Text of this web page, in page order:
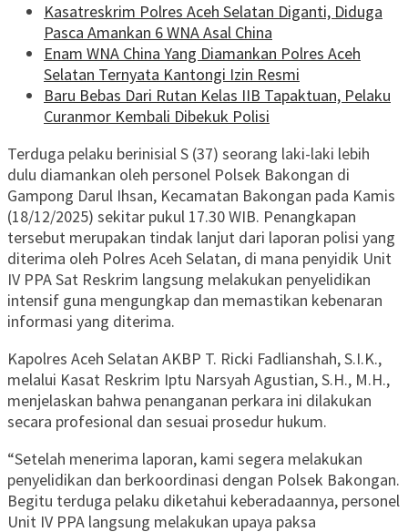
Kasatreskrim Polres Aceh Selatan Diganti, Diduga
Pasca Amankan 6 WNA Asal China
Enam WNA China Yang Diamankan Polres Aceh
Selatan Ternyata Kantongi Izin Resmi
Baru Bebas Dari Rutan Kelas IIB Tapaktuan, Pelaku
Curanmor Kembali Dibekuk Polisi
Terduga pelaku berinisial S (37) seorang laki-laki lebih
dulu diamankan oleh personel Polsek Bakongan di
Gampong Darul Ihsan, Kecamatan Bakongan pada Kamis
(18/12/2025) sekitar pukul 17.30 WIB. Penangkapan
tersebut merupakan tindak lanjut dari laporan polisi yang
diterima oleh Polres Aceh Selatan, di mana penyidik Unit
IV PPA Sat Reskrim langsung melakukan penyelidikan
intensif guna mengungkap dan memastikan kebenaran
informasi yang diterima.
Kapolres Aceh Selatan AKBP T. Ricki Fadlianshah, S.I.K.,
melalui Kasat Reskrim Iptu Narsyah Agustian, S.H., M.H.,
menjelaskan bahwa penanganan perkara ini dilakukan
secara profesional dan sesuai prosedur hukum.
“Setelah menerima laporan, kami segera melakukan
penyelidikan dan berkoordinasi dengan Polsek Bakongan.
Begitu terduga pelaku diketahui keberadaannya, personel
Unit IV PPA langsung melakukan upaya paksa